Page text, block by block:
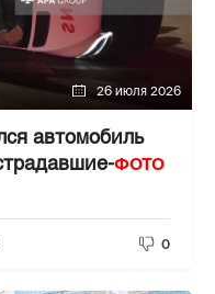
26 июля 2026
автомобиль
ФОТО
0